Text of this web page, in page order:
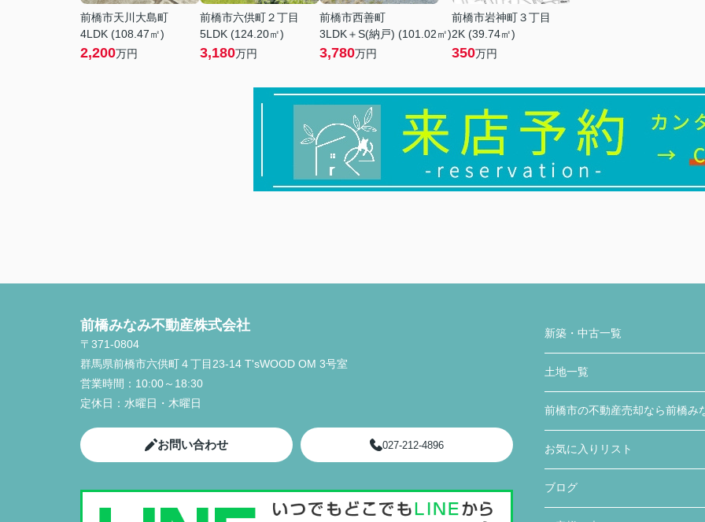
前橋市天川大島町
4LDK (108.47㎡)
2,200万円
前橋市六供町２丁目
5LDK (124.20㎡)
3,180万円
前橋市西善町
3LDK＋S(納戸) (101.02㎡)
3,780万円
前橋市岩神町３丁目
2K (39.74㎡)
350万円
前橋みなみ不動産株式会社
〒371-0804
群馬県前橋市六供町４丁目23‐14 T'sWOOD OM 3号室
営業時間： 10:00～18:30
定休日： 水曜日・木曜日
お問い合わせ 027-212-4896
新築・中古一覧
土地一覧
前橋市の不動産売却なら前橋み
お気に入りリスト
ブログ